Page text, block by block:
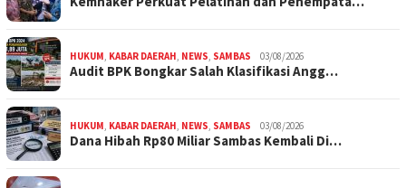
HUKUM, KABAR DAERAH, NEWS, SAMBAS 03/08/2026
Audit BPK Bongkar Salah Klasifikasi Angg…
HUKUM, KABAR DAERAH, NEWS, SAMBAS 03/08/2026
Dana Hibah Rp80 Miliar Sambas Kembali Di…